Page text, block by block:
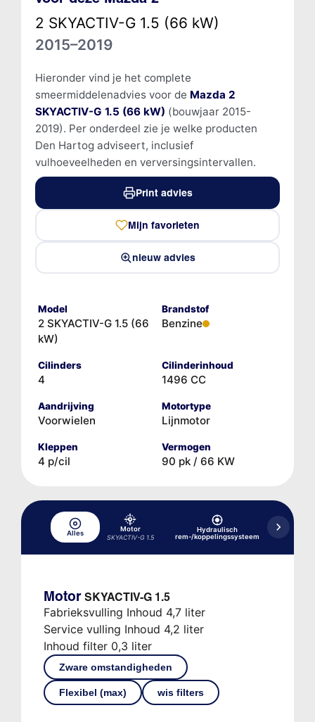
2 SKYACTIV-G 1.5 (66 kW)
2015–2019
Hieronder vind je het complete
smeermiddelenadvies voor de Mazda 2
SKYACTIV-G 1.5 (66 kW) (bouwjaar 2015-
2019). Per onderdeel zie je welke producten
Den Hartog adviseert, inclusief
vulhoeveelheden en verversingsintervallen.
Print advies
Mijn favorieten
nieuw advies
Model
2 SKYACTIV-G 1.5 (66
kW)
Brandstof
Benzine
Cilinders
4
Cilinderinhoud
1496 CC
Aandrijving
Voorwielen
Motortype
Lijnmotor
Kleppen
4 p/cil
Vermogen
90 pk / 66 KW
Alles
Motor
SKYACTIV-G 1.5
Hydraulisch
rem-/koppelingssysteem
Motor SKYACTIV-G 1.5
Fabrieksvulling Inhoud 4,7 liter
Service vulling Inhoud 4,2 liter
Inhoud filter 0,3 liter
Zware omstandigheden
Flexibel (max) wis filters